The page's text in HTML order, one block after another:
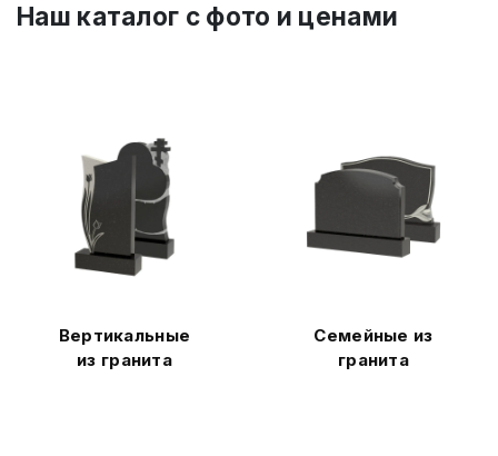
Наш каталог c фото и ценами
Вертикальные
из гранита
Семейные из
гранита